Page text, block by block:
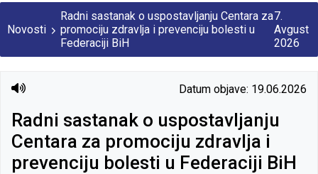
Novosti
Radni sastanak o uspostavljanju Centara za
promociju zdravlja i prevenciju bolesti u
Federaciji BiH
7.
Avgust
2026
Datum objave: 19.06.2026
Radni sastanak o uspostavljanju
Centara za promociju zdravlja i
prevenciju bolesti u Federaciji BiH